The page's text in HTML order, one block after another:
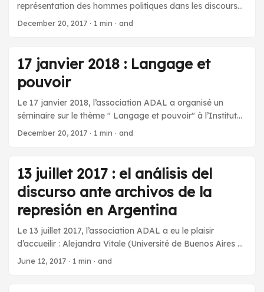
représentation des hommes politiques dans les discours
médiatiques et politiques au Brésil et en Bolivie”, à
Brésil : des présidents en tant que lecteurs » Maísa Ramos
Pereira (UFSCar – São Paulo – Brésil / EHESS) : «
Companheiro Presidente et Hermano Presidente : sur les
manifestations du commandement politique en Amérique
latine » Résumés.
December 20, 2017 · 1 min · and
17 janvier 2018 : Langage et
pouvoir
Le 17 janvier 2018, l’association ADAL a organisé un
séminaire sur le thème " Langage et pouvoir" à l’Institut
des Amériques. Intervenantes : Liz Feré (université Paris 8
Veronika Zagyi (université Paris 8 et Institut Eötvös
Loránd) : « La technique en tant que marqueur d’autorité
dans le discours journalistique en ligne. Réflexions sur les
apports d’une conception simondonienne de la technique
pour une analyse du discours » Résumés de la séance.
December 20, 2017 · 1 min · and
13 juillet 2017 : el análisis del
discurso ante archivos de la
represión en Argentina
Le 13 juillet 2017, l’association ADAL a eu le plaisir
d’accueilir : Alejandra Vitale (Université de Buenos Aires –
Organisation Ibéro-américaine de Rhétorique) pour une
June 12, 2017 · 1 min · and